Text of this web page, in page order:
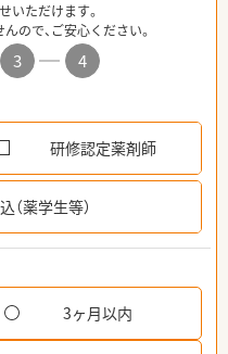
いただけます。
ので、ご安心ください。
3
4
研修認定薬剤師
薬学生等）
3ヶ月以内